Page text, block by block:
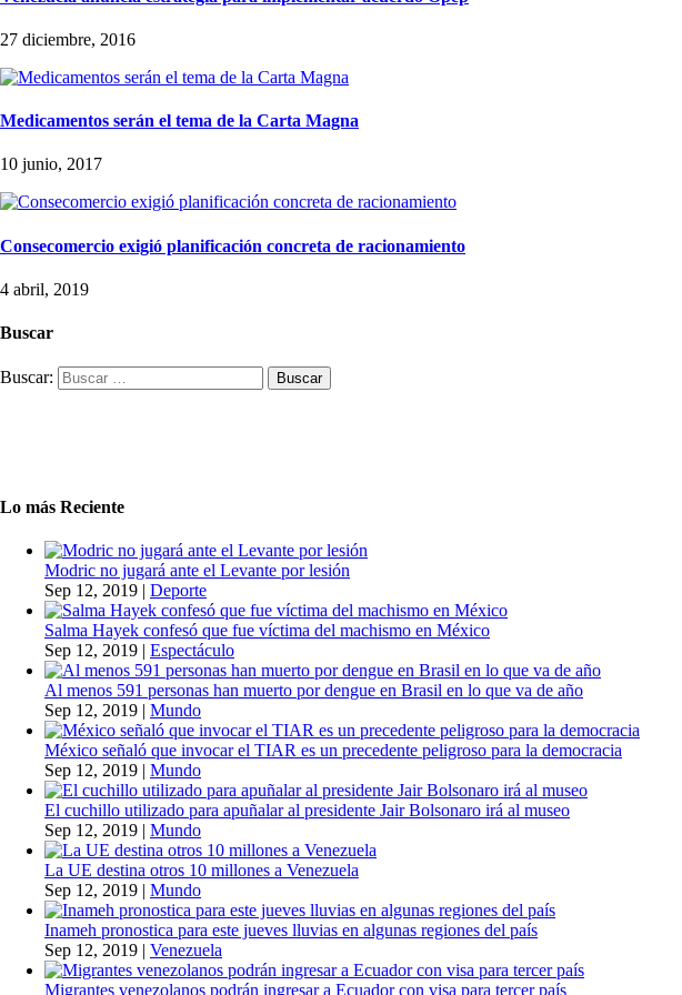
27 diciembre, 2016
Medicamentos serán el tema de la Carta Magna
10 junio, 2017
Consecomercio exigió planificación concreta de racionamiento
4 abril, 2019
Buscar
Buscar:
Lo más Reciente
Modric no jugará ante el Levante por lesión
Sep 12, 2019 | Deporte
Salma Hayek confesó que fue víctima del machismo en México
Sep 12, 2019 | Espectáculo
Al menos 591 personas han muerto por dengue en Brasil en lo que va de año
Sep 12, 2019 | Mundo
México señaló que invocar el TIAR es un precedente peligroso para la democracia
Sep 12, 2019 | Mundo
El cuchillo utilizado para apuñalar al presidente Jair Bolsonaro irá al museo
Sep 12, 2019 | Mundo
La UE destina otros 10 millones a Venezuela
Sep 12, 2019 | Mundo
Inameh pronostica para este jueves lluvias en algunas regiones del país
Sep 12, 2019 | Venezuela
Migrantes venezolanos podrán ingresar a Ecuador con visa para tercer país